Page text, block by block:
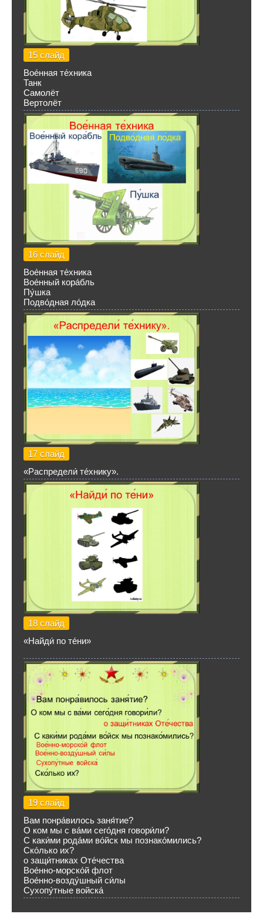
15 слайд
Вое́нная те́хника
Танк
Самолёт
Вертолёт
16 слайд
Вое́нная те́хника
Вое́нный кора́бль
Пу́шка
Подво́дная ло́дка
17 слайд
«Распредели́ те́хнику».
18 слайд
«Найди́ по те́ни»
19 слайд
Вам понра́вилось заня́тие?
О ком мы с ва́ми сего́дня говори́ли?
С каки́ми рода́ми во́йск мы познако́мились?
Ско́лько их?
о защи́тниках Оте́чества
Вое́нно-морско́й флот
Вое́нно-возду́шный си́лы
Сухопу́тные войска́